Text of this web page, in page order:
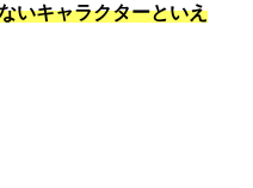
いキャラクターといえ